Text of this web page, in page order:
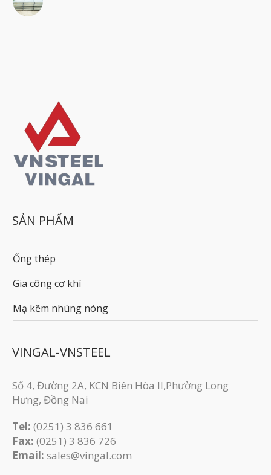
SẢN PHẨM
Ống thép
Gia công cơ khí
Mạ kẽm nhúng nóng
VINGAL-VNSTEEL
Số 4, Đường 2A, KCN Biên Hòa II,Phường Long
Hưng, Đồng Nai
Tel: (0251) 3 836 661
Fax: (0251) 3 83​6 726
Email: sales@vingal.com